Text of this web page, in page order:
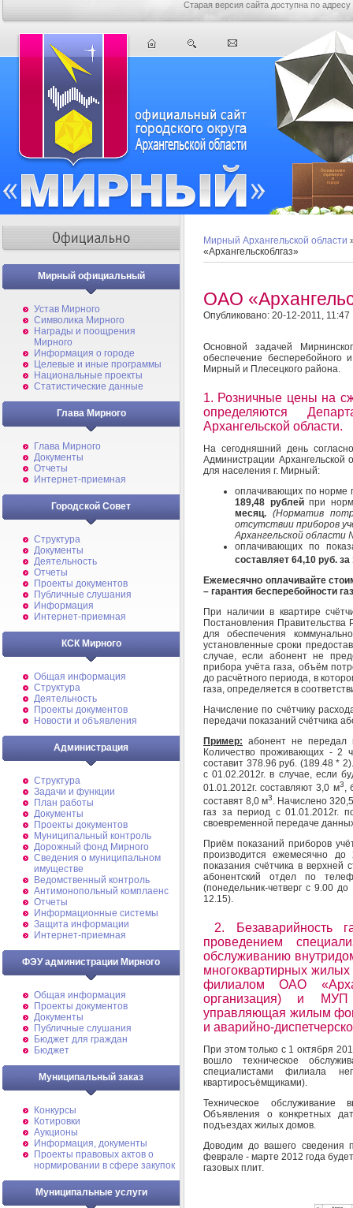
Старая версия сайта доступна по адресу
Мирный официальный
Устав Мирного
Символика Мирного
Награды и поощрения
Мирного
Информация о городе
Целевые и иные программы
Национальные проекты
Статистические данные
Глава Мирного
Глава Мирного
Документы
Отчеты
Интернет-приемная
Городской Совет
Структура
Документы
Деятельность
Отчеты
Проекты документов
Публичные слушания
Информация
Интернет-приемная
КСК Мирного
Общая информация
Структура
Деятельность
Проекты документов
Новости и объявления
Администрация
Структура
Задачи и функции
План работы
Документы
Проекты документов
Муниципальный контроль
Дорожный фонд Мирного
Cведения о муниципальном
имуществе
Ведомственный контроль
Антимонопольный комплаенс
Отчеты
Информационные системы
Защита информации
Интернет-приемная
ФЭУ администрации Мирного
Общая информация
Проекты документов
Документы
Публичные слушания
Бюджет для граждан
Бюджет
Муниципальный заказ
Конкурсы
Котировки
Аукционы
Информация, документы
Проекты правовых актов о
нормировании в сфере закупок
Муниципальные услуги
Мирный Архангельской области
«Архангельскоблгаз»
ОАО
Опубликовано: 20-12-2011, 11:47
Основной задачей
обеспечение бесперебойного
Мирный и Плесецкого района.
1. Розничные цены на
определяются
Архангельской области.
На сегодняшний день
Администрации
для населения г. Мирный:
оплачивающих по норме
189,48 рублейпри
месяц. (Норматив
отсутствии приборов
Архангельской области
оплачивающих по
составляет 64,10 руб. за
Ежемесячно оплачивайте
– гарантия бесперебойности
При наличии в квартире
Постановления
для обеспечения
установленные сроки
случае, если абонент не
прибора учёта газа, объём
до расчётного периода, в
газа, определяется в
Начисление по счётчику
передачи показаний счётчика
Пример: абонент не передал
Количество проживающих - 2
составит 378.96 руб. (189.48 *
с 01.02.2012г. в случае, если
01.01.2012г. составляют 3,0 м3,
составят 8,0 м3. Начислено
газ за период с 01.01.2012г.
своевременной передаче
Приём показаний приборов
производится ежемесячно
показания счётчика в верхней
абонентский отдел по
(понедельник-четверг с 9.00
12.15).
2. Безаварийность
проведением
обслуживанию
многоквартирных
филиалом ОАО
организация) и МУП
управляющая жилым
и аварийно-
При этом только с 1 октября
вошло техническое
специалистами филиала
квартиросъёмщиками).
Техническое обслуживание
Объявления о конкретных
подъездах жилых домов.
Доводим до вашего сведения
феврале - марте 2012 года
газовых плит.